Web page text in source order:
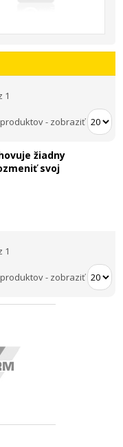
1
- zobraziť
žiadny
svoj
1
- zobraziť